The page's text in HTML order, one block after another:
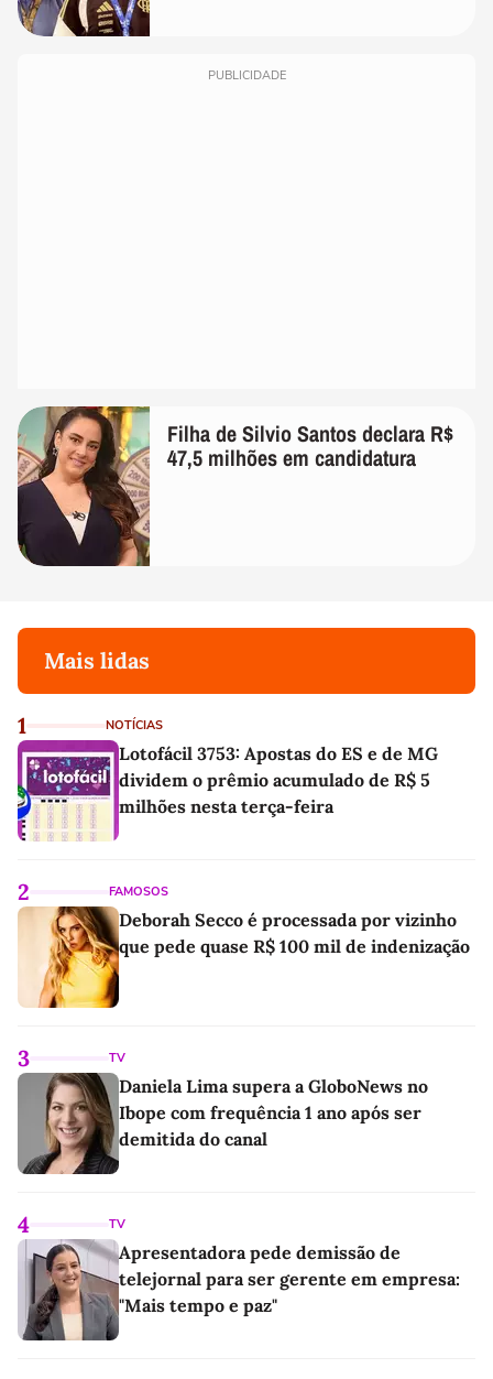
PUBLICIDADE
Filha de Silvio Santos declara R$
47,5 milhões em candidatura
Mais lidas
1 NOTÍCIAS
Lotofácil 3753: Apostas do ES e de MG
dividem o prêmio acumulado de R$ 5
milhões nesta terça-feira
2 FAMOSOS
Deborah Secco é processada por vizinho
que pede quase R$ 100 mil de indenização
3 TV
Daniela Lima supera a GloboNews no
Ibope com frequência 1 ano após ser
demitida do canal
4 TV
Apresentadora pede demissão de
telejornal para ser gerente em empresa:
"Mais tempo e paz"